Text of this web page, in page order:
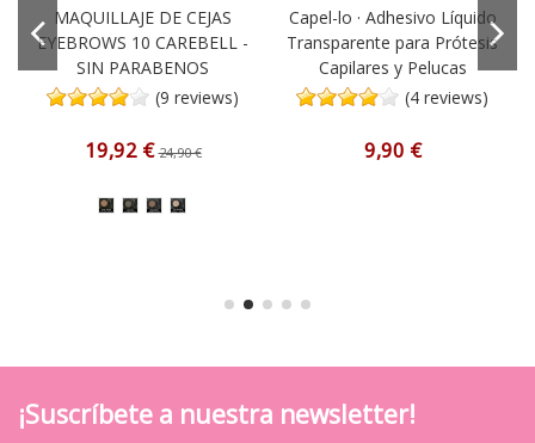
MAQUILLAJE DE CEJAS
EYEBROWS 10 CAREBELL -
SIN PARABENOS
(9 reviews)
19,92 €24,90 €
Capel-lo · Adhesivo Líquido
Transparente para Prótesis
Capilares y Pelucas
(4 reviews)
9,90 €
¡Suscríbete a nuestra newsletter!